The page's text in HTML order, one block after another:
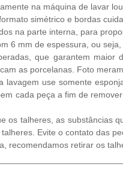
na máquina de lavar
simétrico e bordas
na parte interna, para
6 mm de espessura, ou
que garantem
as porcelanas. Foto
lavagem use somente
cada peça a fim de
os talheres, as substâncias
Evite o contato das
recomendamos retirar os